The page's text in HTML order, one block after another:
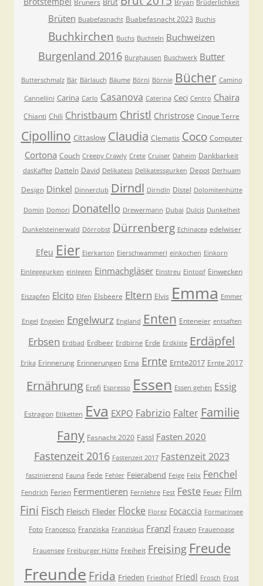
Bruners Bryan Brüderlichkeit
Brüten Buabefasnacht Buabefasnacht 2023 Buchis
Buchkirchen Buchs Buchteln Buchweizen
Burgenland 2016 Burghausen Buschwerk Butter
Butterschmalz Bär Bärlauch Bäume Börni Börnie Bücher Camino
Cannellini Carina Carlo Casanova Caterina Ceci Centro Chaira
Chianti Chili Christbaum Christl Christrose Cinque Terre
Cipollino Cittaslow Claudia Clematis Coco Computer
Cortona Couch Creepy Crawly Crete Cruiser Daheim Dankbarkeit
dasKaffee Datteln David Delikatess Delikatessgurken Depot Derhuam
Design Dinkel Dinnerclub Dirndl Dirndln Distel Dolomitenhütte
Domin Domori Donatello Drewermann Dubai Dulcis Dunkelheit
Dunkelsteinerwald Dörrobst Dürrenberg Echinacea edelwiser
Efeu Eier Eierkarton Eierschwammerl einkochen Einkorn
Einlegegurken einlegen Einmachgläser Einstreu Eintopf Einwecken
Eiszapfen Elcito Elfen Elsbeere Eltern Elvis Emma Emmer
Engel Engelen Engelwurz England Enten Enteneier entsaften
Erbsen Erdbad Erdbeer Erdbirne Erde Erdkiste Erdäpfel
Erika Erinnerung Erinnerungen Erna Ernte Ernte2017 Ernte 2017
Ernährung Erpfi Espresso Essen Essen gehen Essig
Estragon Etiketten Eva EXPO Fabrizio Falter Familie
Fany Fasnacht 2020 Fassl Fasten 2020
Fastenzeit 2016 Fastenzeit 2017 Fastenzeit 2023
faszinierend Fauna Fede Fehler Feierabend Feige Felix Fenchel
Fendrich Ferien Fermentieren Fernlehre Fest Feste Feuer Film
Fini Fisch Fleisch Flieder Flocke Florez Focaccia Formarinsee
Foto Francesco Franziska Franziskus Franzl Frauen Frauenoase
Frauensee Freiburger Hütte Freiheit Freising Freude
Freunde Frida Frieden Friedhof Friedl Frosch Frost